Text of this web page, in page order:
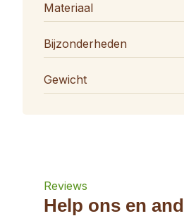
Materiaal
Bijzonderheden
Gewicht
Reviews
Help ons en